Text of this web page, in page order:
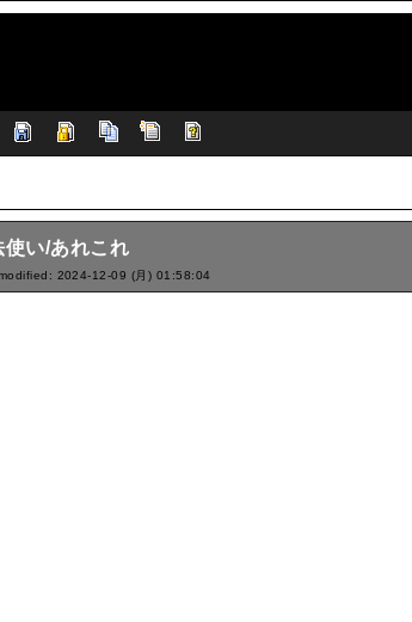
使い/あれこれ
2024-12-09 (月) 01:58:04